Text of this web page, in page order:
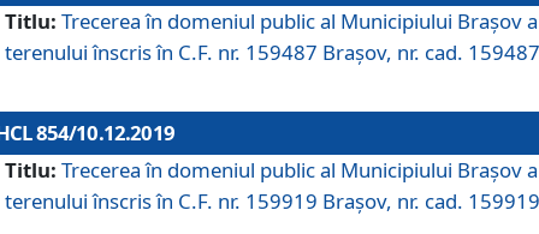
Titlu: Trecerea în domeniul public al Municipiului Braşov a
terenului înscris în C.F. nr. 159487 Brașov, nr. cad.
854/10.12.2019
Titlu: Trecerea în domeniul public al Municipiului Braşov a
terenului înscris în C.F. nr. 159919 Brașov, nr. cad.